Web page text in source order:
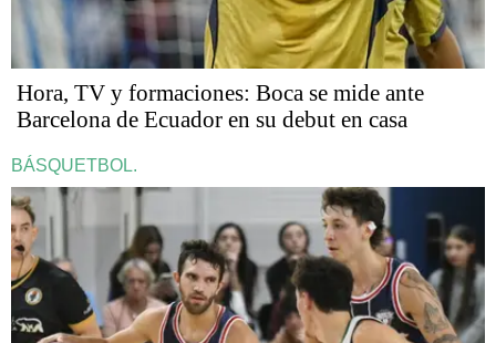
Hora, TV y formaciones: Boca se mide ante
Barcelona de Ecuador en su debut en casa
BÁSQUETBOL.